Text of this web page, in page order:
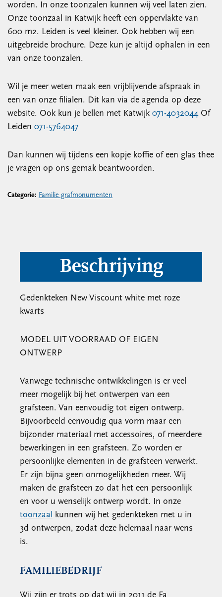
worden. In onze toonzalen kunnen wij veel laten zien.
Onze toonzaal in Katwijk heeft een oppervlakte van
600 m2. Leiden is veel kleiner. Ook hebben wij een
uitgebreide brochure. Deze kun je altijd ophalen in een
van onze toonzalen.
Wil je meer weten maak een vrijblijvende afspraak in
een van onze filialen. Dit kan via de agenda op deze
website. Ook kun je bellen met Katwijk 071-4032044 Of
Leiden 071-5764047
Dan kunnen wij tijdens een kopje koffie of een glas thee
je vragen op ons gemak beantwoorden.
Categorie: Familie grafmonumenten
Beschrijving
Gedenkteken New Viscount white met roze
kwarts
MODEL UIT VOORRAAD OF EIGEN
ONTWERP
Vanwege technische ontwikkelingen is er veel
meer mogelijk bij het ontwerpen van een
grafsteen. Van eenvoudig tot eigen ontwerp.
Bijvoorbeeld eenvoudig qua vorm maar een
bijzonder materiaal met accessoires, of meerdere
bewerkingen in een grafsteen. Zo worden er
persoonlijke elementen in de grafsteen verwerkt.
Er zijn bijna geen onmogelijkheden meer. Wij
maken de grafsteen zo dat het een persoonlijk
en voor u wenselijk ontwerp wordt. In onze
toonzaal kunnen wij het gedenkteken met u in
3d ontwerpen, zodat deze helemaal naar wens
is.
FAMILIEBEDRIJF